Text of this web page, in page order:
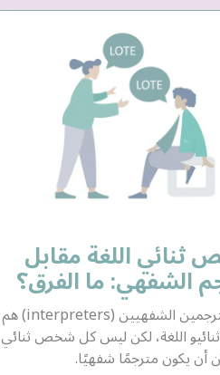
ثنائي اللغة مقابل
الشفهي: ما الفرق؟
جميع المترجمين الشفهيين (interpreters) هم
اللغة، لكن ليس كل شخص ثنائي
أن يكون مترجمًا شفهيًا.